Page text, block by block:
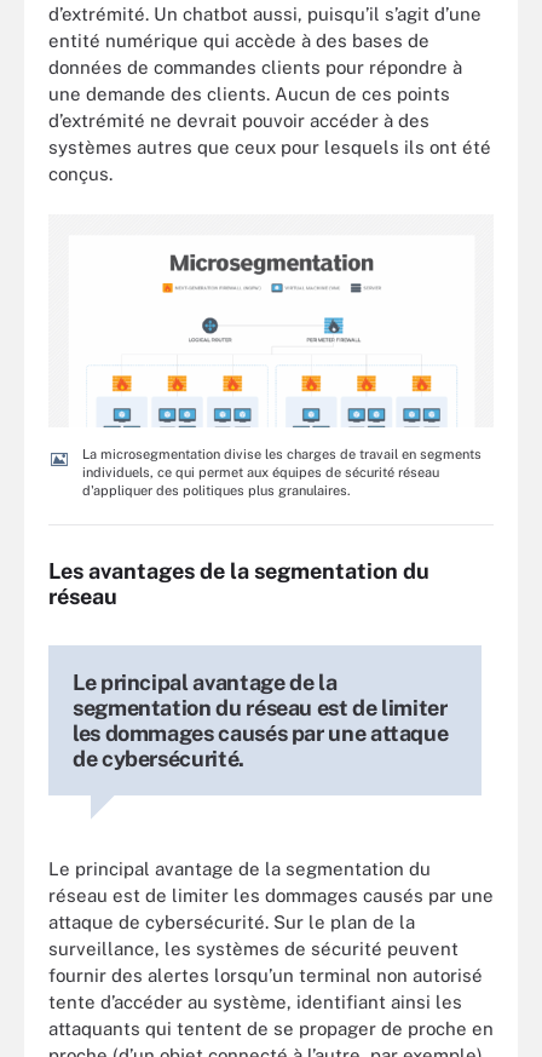
d’extrémité. Un chatbot aussi, puisqu’il s’agit d’une
entité numérique qui accède à des bases de
données de commandes clients pour répondre à
une demande des clients. Aucun de ces points
d’extrémité ne devrait pouvoir accéder à des
systèmes autres que ceux pour lesquels ils ont été
conçus.
La microsegmentation divise les charges de travail en segments
individuels, ce qui permet aux équipes de sécurité réseau
d'appliquer des politiques plus granulaires.
Les avantages de la segmentation du
réseau
Le principal avantage de la
segmentation du réseau est de limiter
les dommages causés par une attaque
de cybersécurité.
Le principal avantage de la segmentation du
réseau est de limiter les dommages causés par une
attaque de cybersécurité. Sur le plan de la
surveillance, les systèmes de sécurité peuvent
fournir des alertes lorsqu’un terminal non autorisé
tente d’accéder au système, identifiant ainsi les
attaquants qui tentent de se propager de proche en